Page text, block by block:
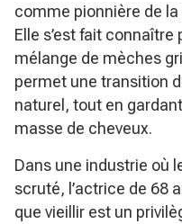
comme pionnière de
Elle s’est fait connaître
mélange de mèches
permet une transition
naturel, tout en
masse de cheveux.
Dans une industrie où
scruté, l’actrice de 68
que vieillir est un